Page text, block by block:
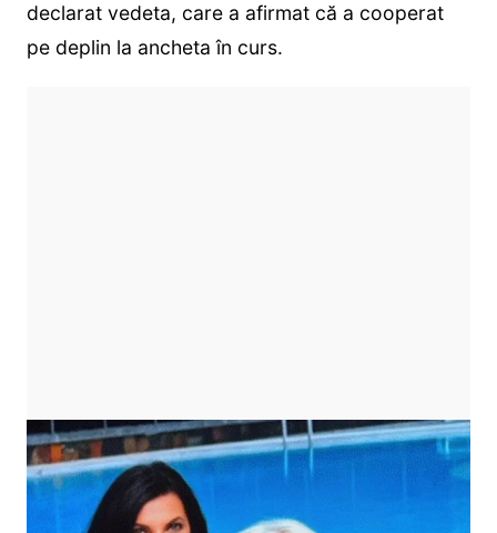
declarat vedeta, care a afirmat că a cooperat
pe deplin la ancheta în curs.